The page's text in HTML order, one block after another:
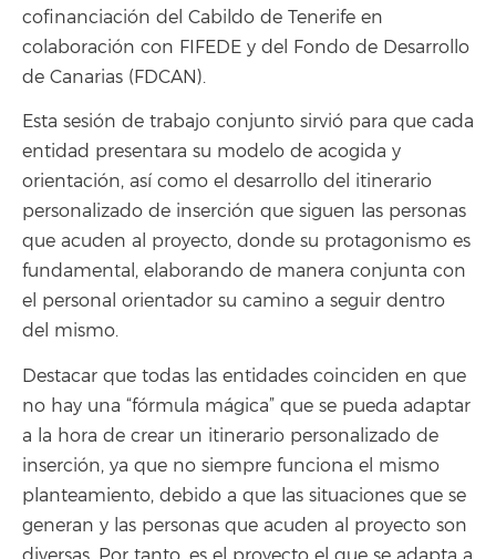
cofinanciación del Cabildo de Tenerife en
colaboración con FIFEDE y del Fondo de Desarrollo
de Canarias (FDCAN).
Esta sesión de trabajo conjunto sirvió para que cada
entidad presentara su modelo de acogida y
orientación, así como el desarrollo del itinerario
personalizado de inserción que siguen las personas
que acuden al proyecto, donde su protagonismo es
fundamental, elaborando de manera conjunta con
el personal orientador su camino a seguir dentro
del mismo.
Destacar que todas las entidades coinciden en que
no hay una “fórmula mágica” que se pueda adaptar
a la hora de crear un itinerario personalizado de
inserción, ya que no siempre funciona el mismo
planteamiento, debido a que las situaciones que se
generan y las personas que acuden al proyecto son